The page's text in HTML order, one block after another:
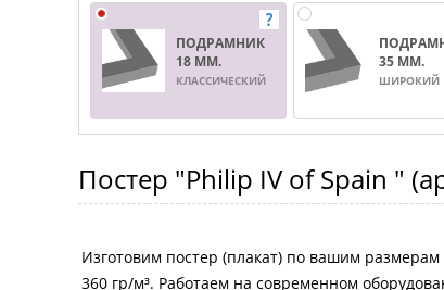
ПОДРАМНИК
18 ММ.
КЛАССИЧЕСКИЙ
35 ММ.
ШИРОКИЙ
Постер "Philip IV of Spain "
Изготовим постер (плакат) по вашим
360 гр/м³. Работаем на современном